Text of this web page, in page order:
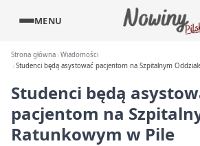
MENU
Strona główna Wiadomości
Studenci będą asystować pacjentom na Szpitalnym
Studenci będą
pacjentom na
Ratunkowym w Pile